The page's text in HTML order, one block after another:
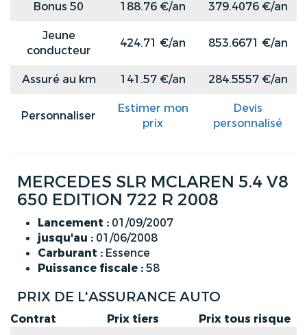
Bonus 50
188.76 €/an
379.4076 €/an
Jeune
conducteur
424.71 €/an 853.6671 €/an
Assuré au km 141.57 €/an 284.5557 €/an
Personnaliser
Estimer mon
prix
Devis
personnalisé
MERCEDES SLR MCLAREN 5.4 V8
650 EDITION 722 R 2008
Lancement : 01/09/2007
jusqu'au : 01/06/2008
Carburant : Essence
Puissance fiscale :58
PRIX DE L'ASSURANCE AUTO
Contrat Prix tiers
Prix tous risque